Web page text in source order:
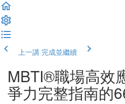
上一講 完成並繼續
MBTI®職場高效
爭力完整指南的